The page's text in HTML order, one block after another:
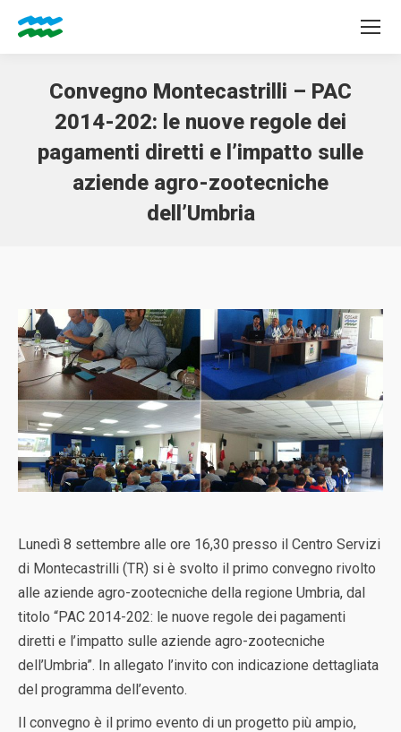
Convegno Montecastrilli – PAC
2014-202: le nuove regole dei
pagamenti diretti e l’impatto sulle
aziende agro-zootecniche
dell’Umbria
Lunedì 8 settembre alle ore 16,30 presso il Centro Servizi
di Montecastrilli (TR) si è svolto il primo convegno rivolto
alle aziende agro-zootecniche della regione Umbria, dal
titolo “PAC 2014-202: le nuove regole dei pagamenti
diretti e l’impatto sulle aziende agro-zootecniche
dell’Umbria”. In allegato l’invito con indicazione dettagliata
del programma dell’evento.
Il convegno è il primo evento di un progetto più ampio,